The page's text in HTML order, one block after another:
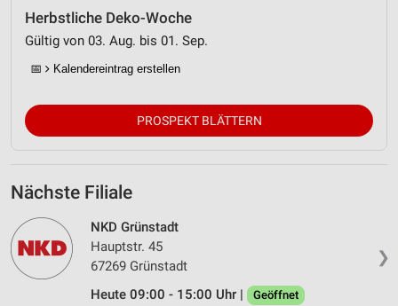
Herbstliche Deko-Woche
Gültig von 03. Aug. bis 01. Sep.
📅 Kalendereintrag erstellen
PROSPEKT BLÄTTERN
Nächste Filiale
❯
NKD Grünstadt
Hauptstr. 45
67269 Grünstadt
Heute 09:00 - 15:00 Uhr |
Geöffnet